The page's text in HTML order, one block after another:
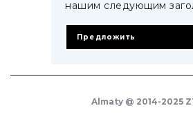
нашим следующим
Предложить
Almaty @ 2014-2025